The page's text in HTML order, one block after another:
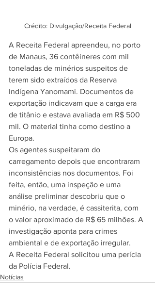
Crédito: Divulgação/Receita Federal
A Receita Federal apreendeu, no porto
de Manaus, 36 contêineres com mil
toneladas de minérios suspeitos de
terem sido extraídos da Reserva
Indígena Yanomami. Documentos de
exportação indicavam que a carga era
de titânio e estava avaliada em R$ 500
mil. O material tinha como destino a
Europa.
Os agentes suspeitaram do
carregamento depois que encontraram
inconsistências nos documentos. Foi
feita, então, uma inspeção e uma
análise preliminar descobriu que o
minério, na verdade, é cassiterita, com
o valor aproximado de R$ 65 milhões. A
investigação aponta para crimes
ambiental e de exportação irregular.
A Receita Federal solicitou uma perícia
da Polícia Federal.
Notícias